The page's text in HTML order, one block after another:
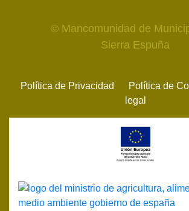
© Mancomunidad de
Sierra Espuña
Política de Privacidad Política de
legal